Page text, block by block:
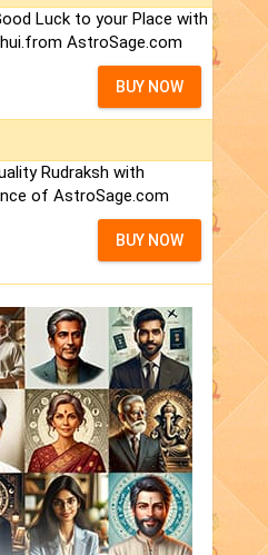
Luck to your Place with
AstroSage.com
BUY NOW
Rudraksh with
of AstroSage.com
BUY NOW